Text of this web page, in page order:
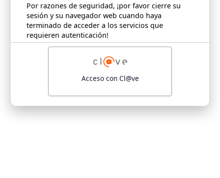
Por razones de seguridad, ¡por favor cierre su
sesión y su navegador web cuando haya
terminado de acceder a los servicios que
requieren autenticación!